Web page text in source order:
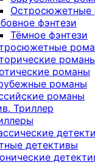
Остросюжетные
фэнтези
Тёмное фэнтези
романы
романы
романы
Триллер
детективы